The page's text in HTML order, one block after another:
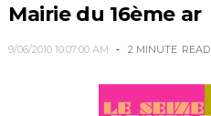
Mairie du 16ème ar
9/06/2010 10:07:00 AM 2 MINUTE READ